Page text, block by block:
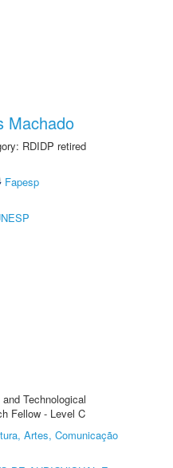
Machado
RDIDP retired
Fapesp
Technological
Fellow - Level C
Artes, Comunicação